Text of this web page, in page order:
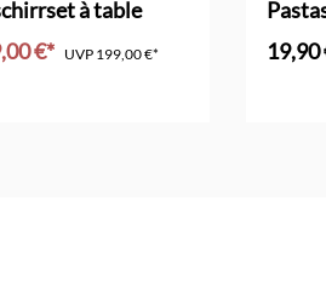
à table
€* UVP 199,00 €*
white
19,90